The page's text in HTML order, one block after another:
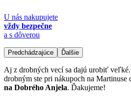
U nás nakupujete
vždy bezpečne
a s dôverou
Predchádzajúce Ďalšie
Aj z drobných vecí sa dajú urobiť
drobným ste pri nákupoch na Martinuse
na Dobrého Anjela. Ďakujeme!